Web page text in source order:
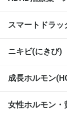
スマートドラ
ニキビ(にきび)
成長ホルモン
女性ホルモン・